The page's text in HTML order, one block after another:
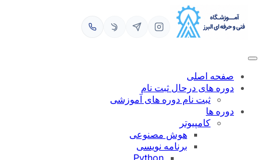
اصلی
های درحال ثبت نام
ثبت نام دوره های آموزشی
ها
کامپیوتر
هوش مصنوعی
برنامه نویسی
Python